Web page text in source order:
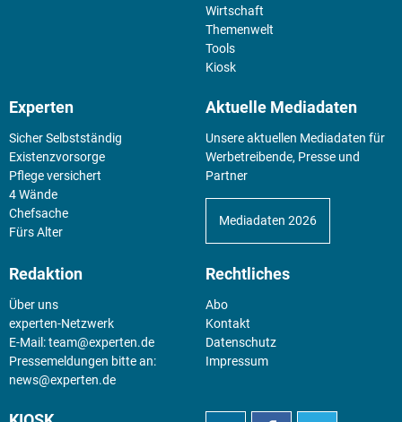
Wirtschaft
Themenwelt
Tools
Kiosk
Experten
Sicher Selbstständig
Existenz­vorsorge
Pflege versichert
4 Wände
Chefsache
Fürs Alter
Aktuelle Mediadaten
Unsere aktuellen Mediadaten für
Werbetreibende, Presse und
Partner
Mediadaten 2026
Redaktion
Über uns
experten-Netzwerk
E-Mail:team@experten.de
Pressemeldungen bitte an:
news@experten.de
Rechtliches
Abo
Kontakt
Datenschutz
Impressum